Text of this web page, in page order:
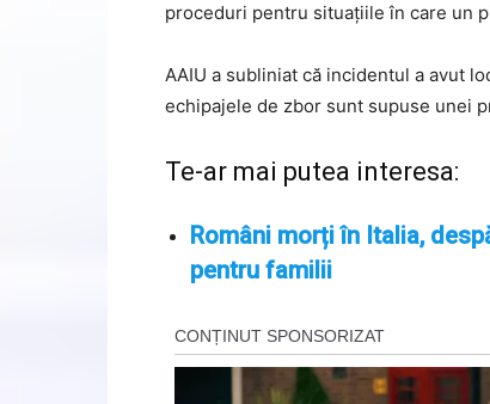
proceduri pentru situațiile în care un
AAIU a subliniat că incidentul a avut
echipajele de zbor sunt supuse unei
Te-ar mai putea interesa:
Români morți în Italia,
pentru familii